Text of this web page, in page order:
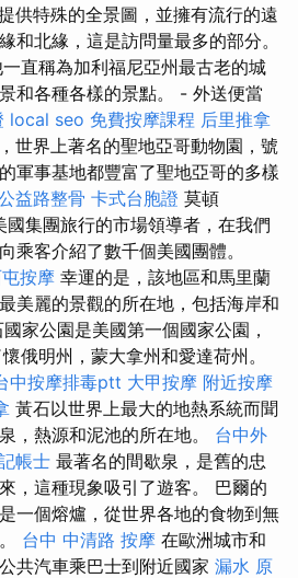
供特殊的全景圖，並擁有流行的遠
和北緣，這是訪問量最多的部分。
直稱為加利福尼亞州最古老的城
和各種各樣的景點。 - 外送便當
local seo 免費按摩課程 后里推拿
世界上著名的聖地亞哥動物園，號
軍事基地都豐富了聖地亞哥的多樣
益路整骨 卡式台胞證 莫頓
國集團旅行的市場領導者，在我們
乘客介紹了數千個美國團體。
按摩 幸運的是，該地區和馬里蘭
美麗的景觀的所在地，包括海岸和
家公園是美國第一個國家公園，
俄明州，蒙大拿州和愛達荷州。
中按摩排毒ptt 大甲按摩 附近按摩
黃石以世界上最大的地熱系統而聞
，熱源和泥池的所在地。 台中外
帳士 最著名的間歇泉，是舊的忠
，這種現象吸引了遊客。 巴爾的
一個熔爐，從世界各地的食物到無
台中 中清路 按摩 在歐洲城市和
共汽車乘巴士到附近國家 漏水 原